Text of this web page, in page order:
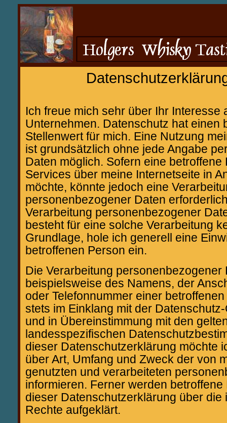
Ich freue mich sehr über Ihr Interesse
Unternehmen. Datenschutz hat einen
Stellenwert für mich. Eine Nutzung
ist grundsätzlich ohne jede Angabe
Daten möglich. Sofern eine
Services über meine Internetseite in
möchte, könnte jedoch eine
personenbezogener Daten
Verarbeitung personenbezogener
besteht für eine solche Verarbeitung
Grundlage, hole ich generell eine
betroffenen Person ein.
Die Verarbeitung personenbezogener
beispielsweise des Namens, der
oder Telefonnummer einer
stets im Einklang mit der
und in Übereinstimmung mit den
landesspezifischen
dieser Datenschutzerklärung möchte
über Art, Umfang und Zweck der von
genutzten und verarbeiteten
informieren. Ferner werden
dieser Datenschutzerklärung über die
Rechte aufgeklärt.